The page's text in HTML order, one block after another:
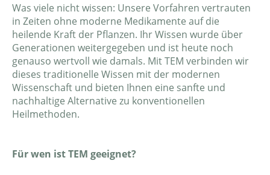
Was viele nicht wissen: Unsere Vorfahren vertrauten
in Zeiten ohne moderne Medikamente auf die
heilende Kraft der Pflanzen. Ihr Wissen wurde über
Generationen weitergegeben und ist heute noch
genauso wertvoll wie damals. Mit TEM verbinden wir
dieses traditionelle Wissen mit der modernen
Wissenschaft und bieten Ihnen eine sanfte und
nachhaltige Alternative zu konventionellen
Heilmethoden.
Für wen ist TEM geeignet?